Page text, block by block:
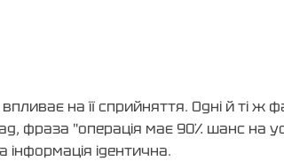
на її сприйняття. Одні й ті
фраза "операція має 90% шанс на
ідентична.